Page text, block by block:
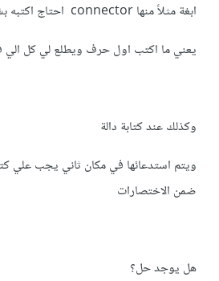
ابغة مثلاً منها connector احتاج اكتبه بشكل كامل
يعني ما اكتب اول حرف ويطلع لي كل الي
وكذلك عند كتابة دالة
ويتم استدعائها في مكان ثاني يجب علي
ضمن الاختصارات
هل يوجد حل؟